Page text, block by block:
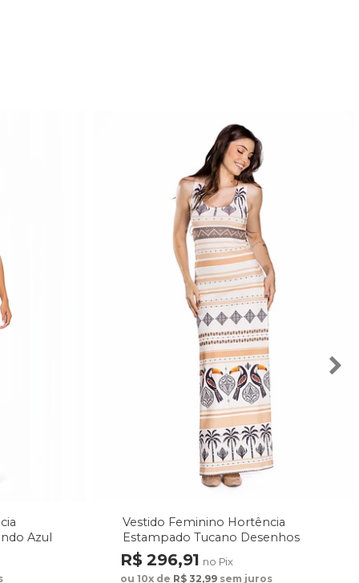
Azul
Vestido Feminino Hortência
Estampado Tucano Desenhos
Étnicos
R$ 296,91 no Pix
ou 10x de R$ 32,99 sem juros